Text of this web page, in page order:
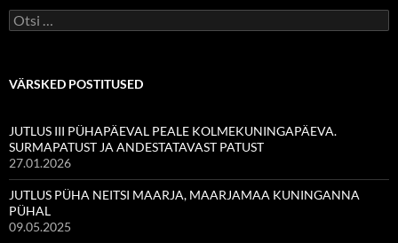
Otsi:
VÄRSKED POSTITUSED
JUTLUS III PÜHAPÄEVAL PEALE KOLMEKUNINGAPÄEVA.
SURMAPATUST JA ANDESTATAVAST PATUST
27.01.2026
JUTLUS PÜHA NEITSI MAARJA, MAARJAMAA KUNINGANNA
PÜHAL
09.05.2025